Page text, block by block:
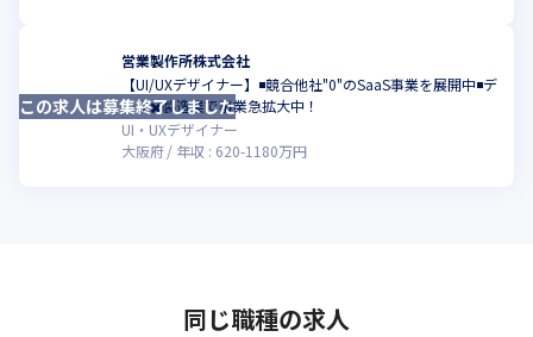
営業製作所株式会社
【UI/UXデザイナー】◾️競合他社"0"のSaaS事業を展開中◾️デ
ータ✖️製造業で事業急拡大中！
UI・UXデザイナー
大阪府
年収 : 620-1180万円
この求人は募集終了しました
同じ職種の求人